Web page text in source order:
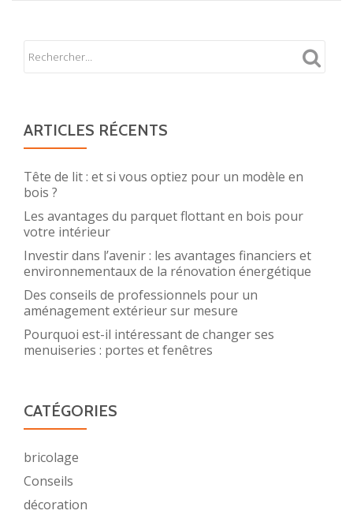
ARTICLES RÉCENTS
Tête de lit : et si vous optiez pour un modèle en
bois ?
Les avantages du parquet flottant en bois pour
votre intérieur
Investir dans l’avenir : les avantages financiers et
environnementaux de la rénovation énergétique
Des conseils de professionnels pour un
aménagement extérieur sur mesure
Pourquoi est-il intéressant de changer ses
menuiseries : portes et fenêtres
CATÉGORIES
bricolage
Conseils
décoration